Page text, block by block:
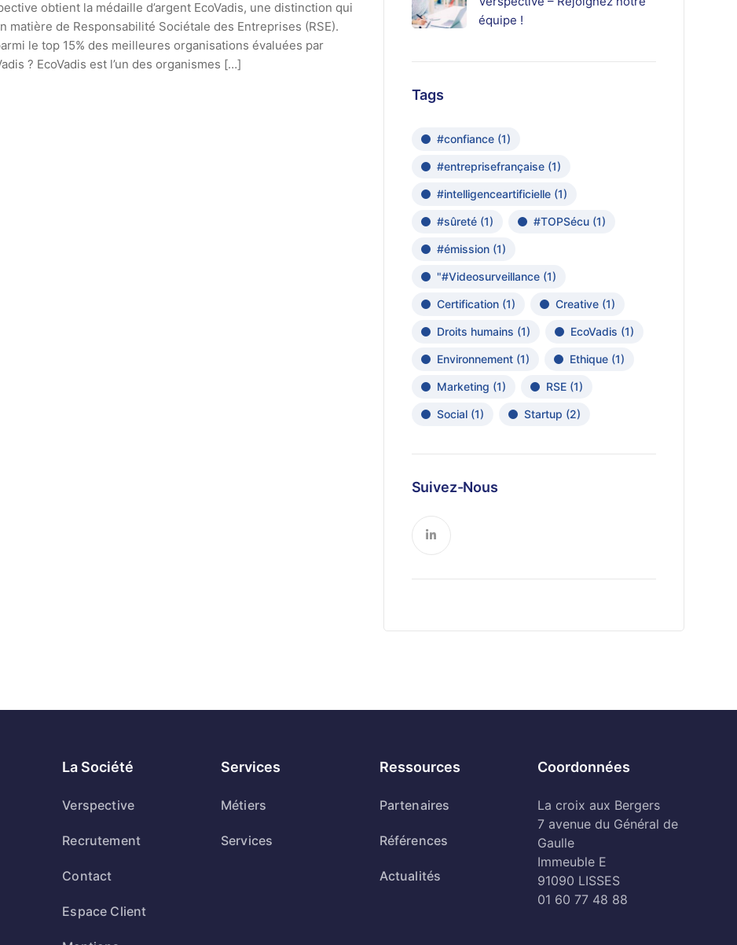
obtient la médaille d’argent EcoVadis, une distinction qui
de Responsabilité Sociétale des Entreprises (RSE).
le top 15% des meilleures organisations évaluées par
? EcoVadis est l’un des organismes […]
équipe !
Tags
#confiance(1)
#entreprisefrançaise(1)
#intelligenceartificielle(1)
#sûreté(1) #TOPSécu(1)
#émission(1)
"#Videosurveillance(1)
Certification(1) Creative(1)
Droits humains (1) EcoVadis (1)
Environnement(1) Ethique(1)
Marketing (1) RSE(1)
Social(1) Startup (2)
Suivez-Nous
La Société
Verspective
Recrutement
Contact
Espace Client
Services
Métiers
Services
Ressources
Partenaires
Références
Actualités
Coordonnées
La croix aux Bergers
7 avenue du Général de
Gaulle
Immeuble E
91090 LISSES
01 60 77 48 88